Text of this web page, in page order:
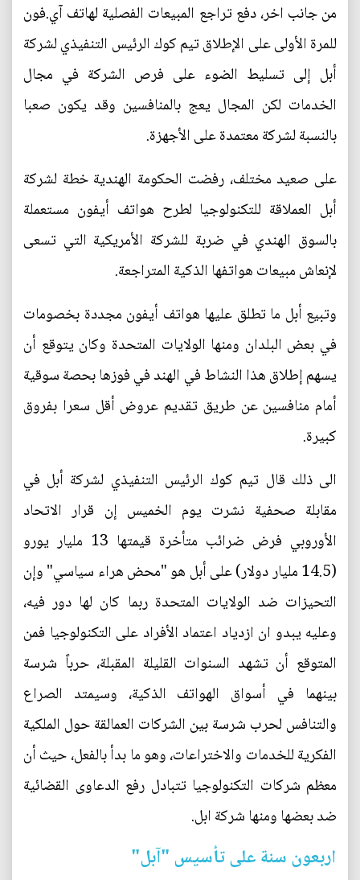
من جانب اخر، دفع تراجع المبيعات الفصلية لهاتف آي.فون
للمرة الأولى على الإطلاق تيم كوك الرئيس التنفيذي لشركة
أبل إلى تسليط الضوء على فرص الشركة في مجال
الخدمات لكن المجال يعج بالمنافسين وقد يكون صعبا
بالنسبة لشركة معتمدة على الأجهزة.
على صعيد مختلف، رفضت الحكومة الهندية خطة لشركة
أبل العملاقة للتكنولوجيا لطرح هواتف أيفون مستعملة
بالسوق الهندي في ضربة للشركة الأمريكية التي تسعى
لإنعاش مبيعات هواتفها الذكية المتراجعة.
وتبيع أبل ما تطلق عليها هواتف أيفون مجددة بخصومات
في بعض البلدان ومنها الولايات المتحدة وكان يتوقع أن
يسهم إطلاق هذا النشاط في الهند في فوزها بحصة سوقية
أمام منافسين عن طريق تقديم عروض أقل سعرا بفروق
كبيرة.
الى ذلك قال تيم كوك الرئيس التنفيذي لشركة أبل في
مقابلة صحفية نشرت يوم الخميس إن قرار الاتحاد
الأوروبي فرض ضرائب متأخرة قيمتها 13 مليار يورو
(14.5 مليار دولار) على أبل هو "محض هراء سياسي" وإن
التحيزات ضد الولايات المتحدة ربما كان لها دور فيه،
وعليه يبدو ان ازدياد اعتماد الأفراد على التكنولوجيا فمن
المتوقع أن تشهد السنوات القليلة المقبلة، حرباً شرسة
بينهما في أسواق الهواتف الذكية، وسيمتد الصراع
والتنافس لحرب شرسة بين الشركات العمالقة حول الملكية
الفكرية للخدمات والاختراعات، وهو ما بدأ بالفعل، حيث أن
معظم شركات التكنولوجيا تتبادل رفع الدعاوى القضائية
ضد بعضها ومنها شركة ابل.
اربعون سنة على تأسيس "آبل"